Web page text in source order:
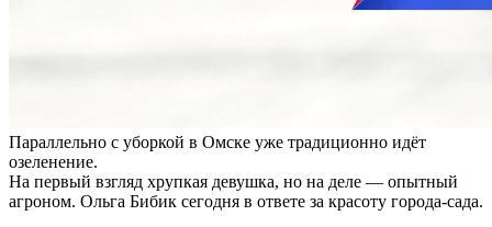
Параллельно с уборкой в Омске уже традиционно идёт
озеленение.
На первый взгляд хрупкая девушка, но на деле — опытный
агроном. Ольга Бибик сегодня в ответе за красоту города-сада.